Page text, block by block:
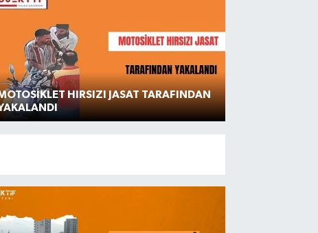
HIRSIZI JASAT TARAFINDAN